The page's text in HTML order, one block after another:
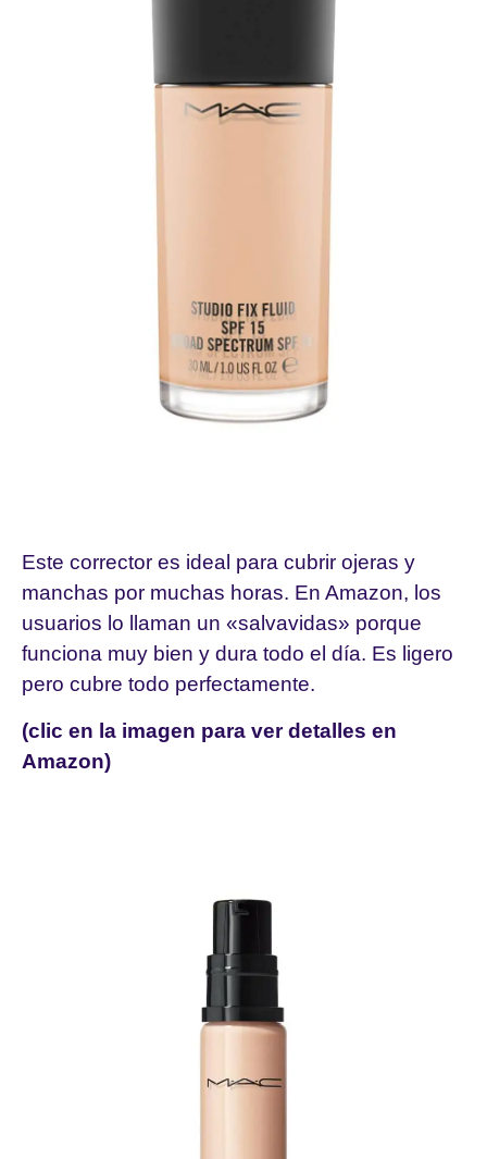
Este corrector es ideal para cubrir ojeras y
manchas por muchas horas. En Amazon, los
usuarios lo llaman un «salvavidas» porque
funciona muy bien y dura todo el día. Es ligero
pero cubre todo perfectamente.
(clic en la imagen para ver detalles en
Amazon)